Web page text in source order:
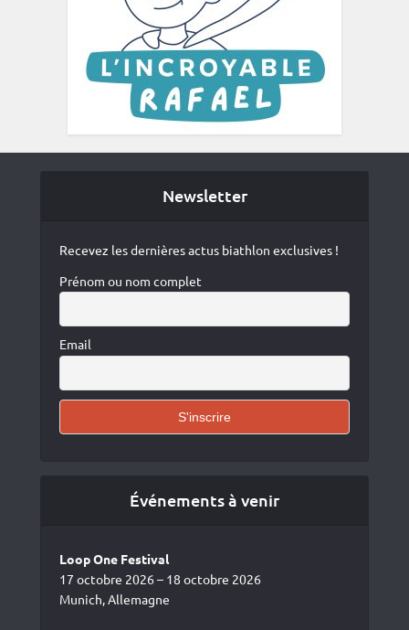
Newsletter
Recevez les dernières actus biathlon exclusives !
Prénom ou nom complet
Email
Événements à venir
Loop One Festival
17 octobre 2026 – 18 octobre 2026
Munich, Allemagne